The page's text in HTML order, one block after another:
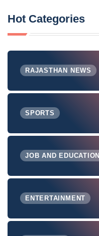
Hot Categories
RAJASTHAN NEWS
SPORTS
JOB AND EDUCATION
ENTERTAINMENT